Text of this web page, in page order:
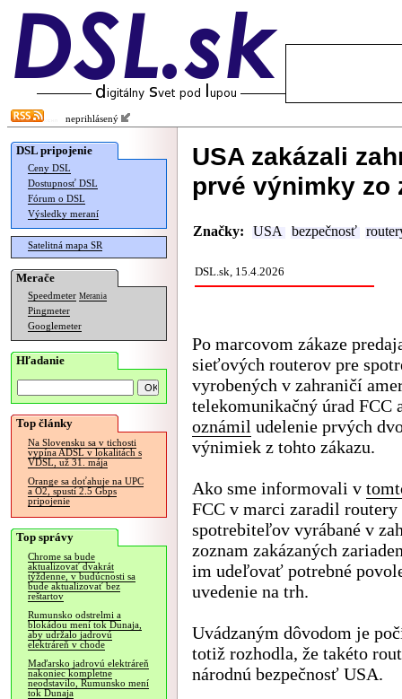
neprihlásený
DSL pripojenie
Ceny DSL
Dostupnosť DSL
Fórum o DSL
Výsledky meraní
Satelitná mapa SR
Merače
Speedmeter Merania
Pingmeter
Googlemeter
Hľadanie
Top články
Na Slovensku sa v tichosti
vypína ADSL v lokalitách s
VDSL, už 31. mája
Orange sa doťahuje na UPC
a O2, spustí 2.5 Gbps
pripojenie
Top správy
Chrome sa bude
aktualizovať dvakrát
týždenne, v budúcnosti sa
bude aktualizovať bez
reštartov
Rumunsko odstrelmi a
blokádou mení tok Dunaja,
aby udržalo jadrovú
elektráreň v chode
Maďarsko jadrovú elektráreň
nakoniec kompletne
neodstavilo, Rumunsko mení
tok Dunaja
USA zakázali
prvé výnimky zo
Značky: USA bezpečnosť
DSL.sk, 15.4.2026
Po marcovom zákaze
sieťových routerov pre
vyrobených v zahraničí
telekomunikačný úrad FCC
oznámil udelenie prvých
výnimiek z tohto zákazu.
Ako sme informovali v
FCC v marci zaradil routery
spotrebiteľov vyrábané v
zoznam zakázaných
im udeľovať potrebné
uvedenie na trh.
Uvádzaným dôvodom je
totiž rozhodla, že takéto
národnú bezpečnosť USA.